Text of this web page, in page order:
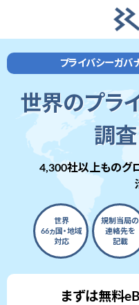
プライバシーガバ
世界のプラ
調
4,300社以上ものグ
世界
66ヵ国・地域
対応
規制当局の
連絡先を
記載
まずは無料